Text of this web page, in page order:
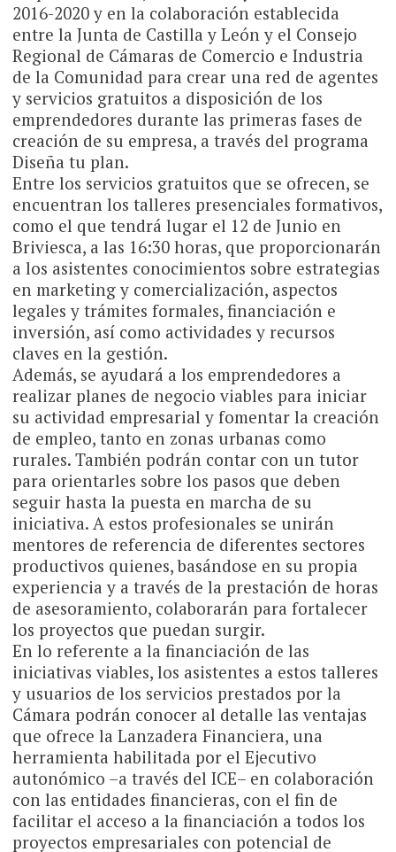
2016-2020 y en la colaboración establecida
entre la Junta de Castilla y León y el Consejo
Regional de Cámaras de Comercio e Industria
de la Comunidad para crear una red de agentes
y servicios gratuitos a disposición de los
emprendedores durante las primeras fases de
creación de su empresa, a través del programa
Diseña tu plan.
Entre los servicios gratuitos que se ofrecen, se
encuentran los talleres presenciales formativos,
como el que tendrá lugar el 12 de Junio en
Briviesca, a las 16:30 horas, que proporcionarán
a los asistentes conocimientos sobre estrategias
en marketing y comercialización, aspectos
legales y trámites formales, financiación e
inversión, así como actividades y recursos
claves en la gestión.
Además, se ayudará a los emprendedores a
realizar planes de negocio viables para iniciar
su actividad empresarial y fomentar la creación
de empleo, tanto en zonas urbanas como
rurales. También podrán contar con un tutor
para orientarles sobre los pasos que deben
seguir hasta la puesta en marcha de su
iniciativa. A estos profesionales se unirán
mentores de referencia de diferentes sectores
productivos quienes, basándose en su propia
experiencia y a través de la prestación de horas
de asesoramiento, colaborarán para fortalecer
los proyectos que puedan surgir.
En lo referente a la financiación de las
iniciativas viables, los asistentes a estos talleres
y usuarios de los servicios prestados por la
Cámara podrán conocer al detalle las ventajas
que ofrece la Lanzadera Financiera, una
herramienta habilitada por el Ejecutivo
autonómico –a través del ICE– en colaboración
con las entidades financieras, con el fin de
facilitar el acceso a la financiación a todos los
proyectos empresariales con potencial de